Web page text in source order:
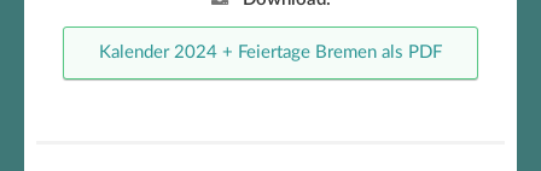
Kalender 2024 + Feiertage Bremen als PDF